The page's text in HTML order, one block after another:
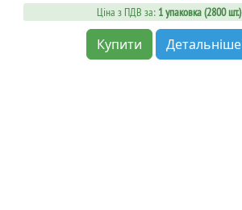
Ціна з ПДВ за: 1 упаковка (2800 шт.)
Купити Детальніше